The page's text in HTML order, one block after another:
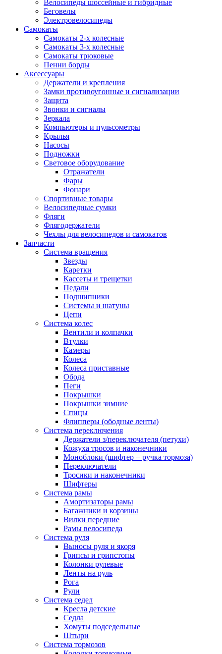
Велосипеды шоссейные и гибридные
Беговелы
Электровелосипеды
Самокаты
Самокаты 2-х колесные
Самокаты 3-х колесные
Самокаты трюковые
Пенни борды
Аксессуары
Держатели и крепления
Замки противоугонные и сигнализации
Защита
Звонки и сигналы
Зеркала
Компьютеры и пульсометры
Крылья
Насосы
Подножки
Световое оборудование
Отражатели
Фары
Фонари
Спортивные товары
Велосипедные сумки
Фляги
Флягодержатели
Чехлы для велосипедов и самокатов
Запчасти
Система вращения
Звезды
Каретки
Кассеты и трещетки
Педали
Подшипники
Системы и шатуны
Цепи
Система колес
Вентили и колпачки
Втулки
Камеры
Колеса
Колеса приставные
Обода
Пеги
Покрышки
Покрышки зимние
Спицы
Флипперы (ободные ленты)
Система переключения
Держатели з/переключателя (петухи)
Кожуха тросов и наконечники
Моноблоки (шифтер + ручка тормоза)
Переключатели
Тросики и наконечники
Шифтеры
Система рамы
Амортизаторы рамы
Багажники и корзины
Вилки передние
Рамы велосипеда
Система руля
Выносы руля и якоря
Грипсы и грипстопы
Колонки рулевые
Ленты на руль
Рога
Рули
Система седел
Кресла детские
Седла
Хомуты подседельные
Штыри
Система тормозов